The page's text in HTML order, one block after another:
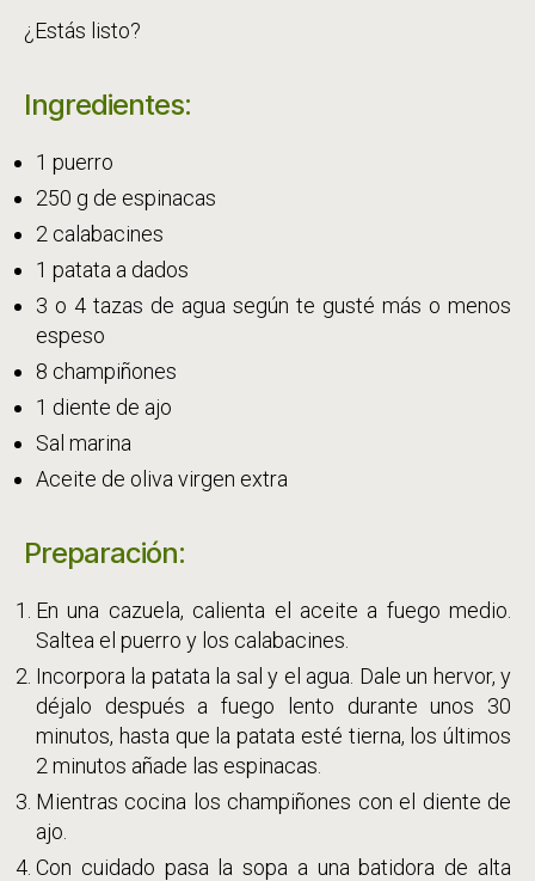
¿Estás listo?
Ingredientes:
1 puerro
250 g de espinacas
2 calabacines
1 patata a dados
3 o 4 tazas de agua según te gusté más o menos
espeso
8 champiñones
1 diente de ajo
Sal marina
Aceite de oliva virgen extra
Preparación:
En una cazuela, calienta el aceite a fuego medio.
Saltea el puerro y los calabacines.
Incorpora la patata la sal y el agua. Dale un hervor, y
déjalo después a fuego lento durante unos 30
minutos, hasta que la patata esté tierna, los últimos
2 minutos añade las espinacas.
Mientras cocina los champiñones con el diente de
ajo.
Con cuidado pasa la sopa a una batidora de alta